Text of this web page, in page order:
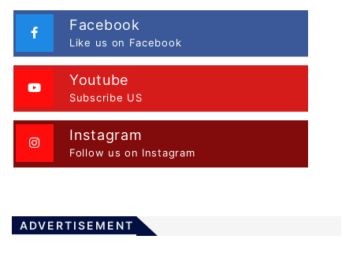
Facebook
Like us on Facebook
Youtube
Subscribe US
Instagram
Follow us on Instagram
ADVERTISEMENT